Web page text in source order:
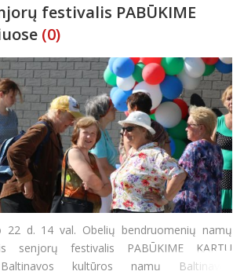
festivalis PABŪKIME
(0)
22 d. 14 val. Obelių bendruomenių namų
senjorų festivalis PABŪKIME KARTU
Baltinavos kultūros namų Baltinavos